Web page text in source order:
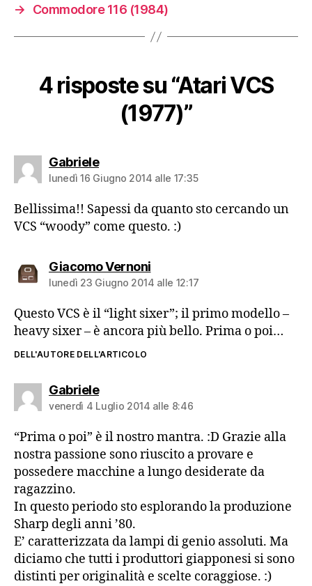
→ Commodore 116 (1984)
4 risposte su “Atari VCS
(1977)”
Gabrieledice:
lunedì 16 Giugno 2014 alle 17:35
Bellissima!! Sapessi da quanto sto cercando un
VCS “woody” come questo. :)
Giacomo Vernonidice:
lunedì 23 Giugno 2014 alle 12:17
Questo VCS è il “light sixer”; il primo modello –
heavy sixer – è ancora più bello. Prima o poi…
DELL'AUTORE DELL'ARTICOLO
Gabrieledice:
venerdì 4 Luglio 2014 alle 8:46
“Prima o poi” è il nostro mantra. :D Grazie alla
nostra passione sono riuscito a provare e
possedere macchine a lungo desiderate da
ragazzino.
In questo periodo sto esplorando la produzione
Sharp degli anni ’80.
E’ caratterizzata da lampi di genio assoluti. Ma
diciamo che tutti i produttori giapponesi si sono
distinti per originalità e scelte coraggiose. :)